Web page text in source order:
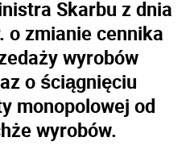
Skarbu z dnia
o zmianie cennika
wyrobów
o ściągnięciu
monopolowej od
wyrobów.